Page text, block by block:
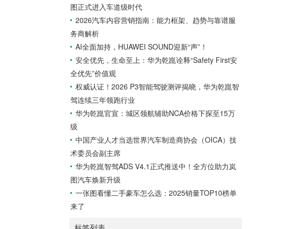
示：“我们已经预见到未来市场上对于燃料电
宝马在这个关键时间节点主动布局未来。在
图正式进入车道级时代
2026汽车内容营销指南：能力框架、趋势与靠谱服
务商解析
AI全面加持，HUAWEI SOUND迎新“声”！
安全优先，生命至上：华为乾崑诠释“Safety First安
全优先”价值观
权威认证！2026 P3智能驾驶测评揭晓，华为乾崑智
驾连续三年领跑行业
华为乾崑官宣：城区领航辅助NCA价格下探至15万
级
中国产业人才当选世界汽车制造商协会（OICA）技
术委员会副主席
华为乾崑智驾ADS V4.1正式推送中！全方位助力岚
图汽车焕新升级
一张图看懂二手豪车怎么选：2025销量TOP10榜单
来了